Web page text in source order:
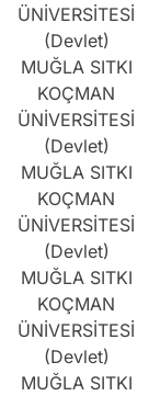
ÜNİVERSİTESİ
(Devlet)
MUĞLA SITKI
KOÇMAN
ÜNİVERSİTESİ
(Devlet)
MUĞLA SITKI
KOÇMAN
ÜNİVERSİTESİ
(Devlet)
MUĞLA SITKI
KOÇMAN
ÜNİVERSİTESİ
(Devlet)
MUĞLA SITKI